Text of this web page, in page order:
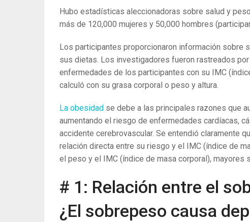
Hubo estadísticas aleccionadoras sobre salud y
más de 120,000 mujeres y 50,000 hombres
Los participantes proporcionaron información sobre
sus dietas. Los investigadores fueron rastreados
enfermedades de los participantes con su IMC
calculó con su grasa corporal o peso y altura.
La obesidad se debe a las principales razones que
aumentando el riesgo de enfermedades cardíacas,
accidente cerebrovascular. Se entendió claramente
relación directa entre su riesgo y el IMC (índice de
el peso y el IMC (índice de masa corporal),
# 1: Relación entre el
¿El sobrepeso causa